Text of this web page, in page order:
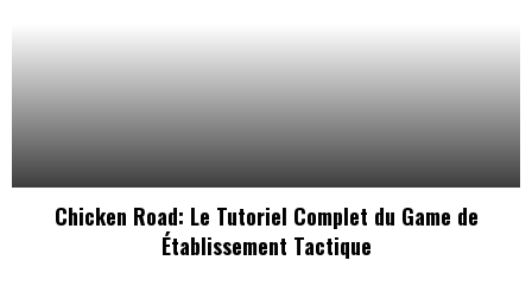
Chicken Road: Le Tutoriel Complet du Game de
Établissement Tactique